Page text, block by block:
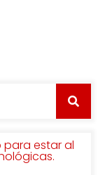
para estar al